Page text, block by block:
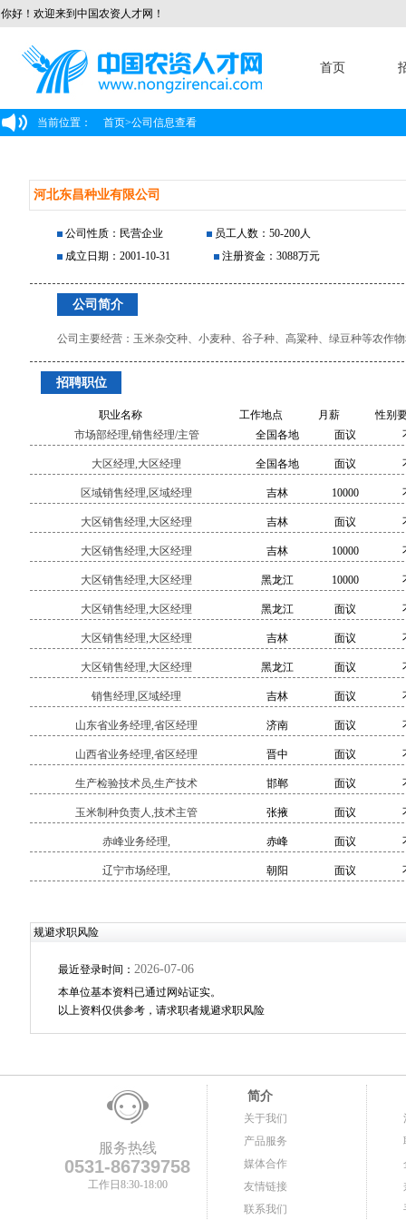
你好！欢迎来到中国农资人才网！
首页
当前位置： 首页>公司信息查看
河北东昌种业有限公司
公司性质：民营企业
员工人数：50-200人
成立日期：2001-10-31
注册资金：3088万元
公司简介
公司主要经营：玉米杂交种、小麦种、谷子种、高粱种、绿豆种等农作
招聘职位
职业名称 工作地点 月薪
性别
市场部经理,销售经理/主管
全国各地 面议
大区经理,大区经理 全国各地 面议
区域销售经理,区域经理 吉林 10000
大区销售经理,大区经理 吉林 面议
大区销售经理,大区经理 吉林 10000
大区销售经理,大区经理 黑龙江 10000
大区销售经理,大区经理 黑龙江 面议
大区销售经理,大区经理 吉林 面议
大区销售经理,大区经理 黑龙江 面议
销售经理,区域经理 吉林 面议
山东省业务经理,省区经理 济南 面议
山西省业务经理,省区经理 晋中 面议
生产检验技术员,生产技术 邯郸 面议
玉米制种负责人,技术主管 张掖 面议
赤峰业务经理, 赤峰 面议
辽宁市场经理, 朝阳 面议
规避求职风险
最近登录时间： 2026-07-06
本单位基本资料已通过网站证实。
以上资料仅供参考，请求职者规避求职风险
服务热线
0531-86739758
工作日8:30-18:00
简介
关于我们
产品服务
媒体合作
友情链接
联系我们